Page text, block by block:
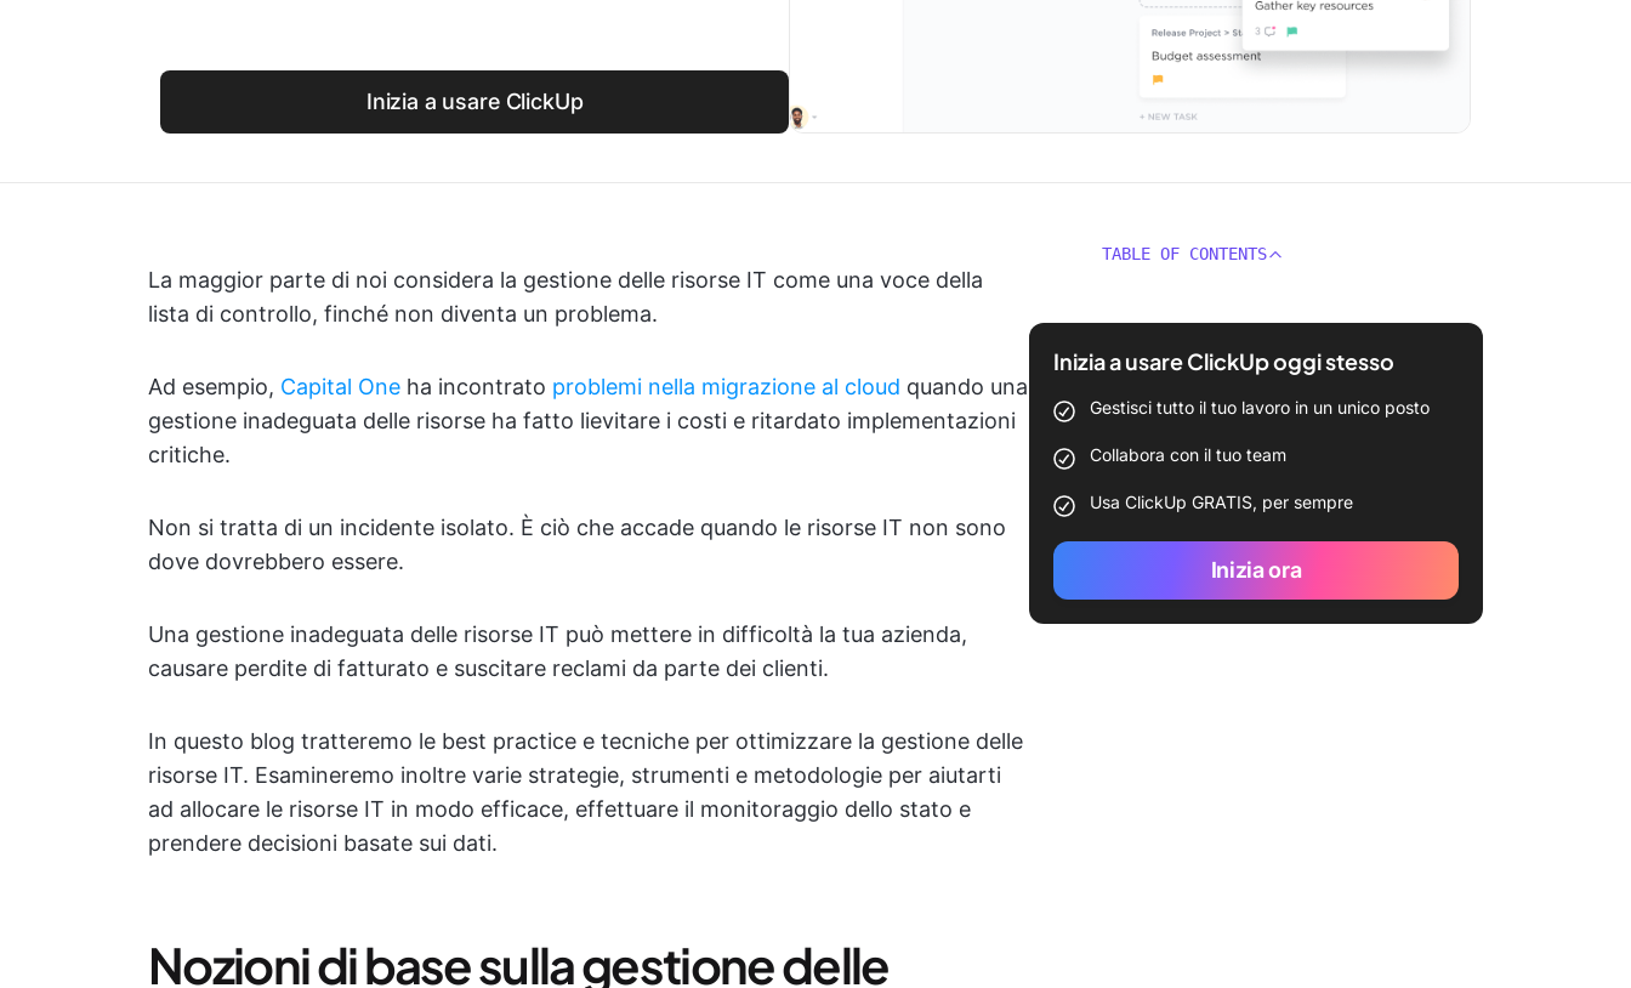
Inizia a usare ClickUp
La maggior parte di noi considera la gestione delle risorse IT come una voce della
lista di controllo, finché non diventa un problema.
Ad esempio, Capital One ha incontrato problemi nella migrazione al cloud quando una
gestione inadeguata delle risorse ha fatto lievitare i costi e ritardato implementazioni
critiche.
Non si tratta di un incidente isolato. È ciò che accade quando le risorse IT non sono
dove dovrebbero essere.
Una gestione inadeguata delle risorse IT può mettere in difficoltà la tua azienda,
causare perdite di fatturato e suscitare reclami da parte dei clienti.
In questo blog tratteremo le best practice e tecniche per ottimizzare la gestione delle
risorse IT. Esamineremo inoltre varie strategie, strumenti e metodologie per aiutarti
ad allocare le risorse IT in modo efficace, effettuare il monitoraggio dello stato e
prendere decisioni basate sui dati.
Nozioni di base sulla gestione delle
TABLE OF CONTENTS
Inizia a usare ClickUp oggi stesso
Gestisci tutto il tuo lavoro in un unico posto
Collabora con il tuo team
Usa ClickUp GRATIS, per sempre
Inizia ora